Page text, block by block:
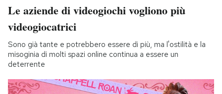
Le aziende di videogiochi vogliono più
videogiocatrici
Sono già tante e potrebbero essere di più, ma l'ostilità e la
misoginia di molti spazi online continua a essere un
deterrente